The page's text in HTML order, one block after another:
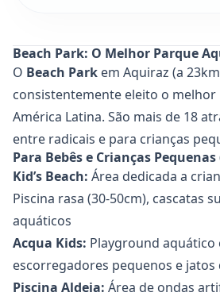
Beach Park: O Melhor Parque
O Beach Park em Aquiraz (a
consistentemente eleito o
América Latina. São mais de 18
entre radicais e para crianças
Para Bebês e Crianças Pequenas
Kid’s Beach: Área dedicada a
Piscina rasa (30-50cm), cascatas
aquáticos
Acqua Kids: Playground aquático
escorregadores pequenos e jatos
Piscina Aldeia: Área de ondas